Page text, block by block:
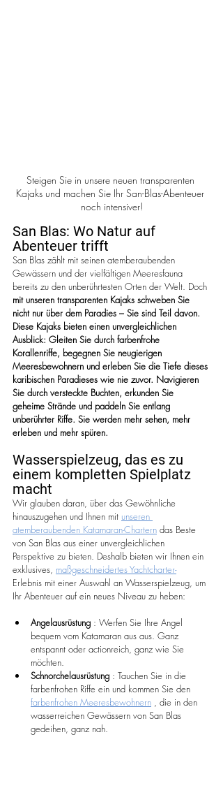
Steigen Sie in unsere neuen transparenten
Kajaks und machen Sie Ihr San-Blas-Abenteuer
noch intensiver!
San Blas: Wo Natur auf
Abenteuer trifft
San Blas zählt mit seinen atemberaubenden
Gewässern und der vielfältigen Meeresfauna
bereits zu den unberührtesten Orten der Welt. Doch
mit unseren transparenten Kajaks schweben Sie
nicht nur über dem Paradies – Sie sind Teil davon.
Diese Kajaks bieten einen unvergleichlichen
Ausblick: Gleiten Sie durch farbenfrohe
Korallenriffe, begegnen Sie neugierigen
Meeresbewohnern und erleben Sie die Tiefe dieses
karibischen Paradieses wie nie zuvor. Navigieren
Sie durch versteckte Buchten, erkunden Sie
geheime Strände und paddeln Sie entlang
unberührter Riffe. Sie werden mehr sehen, mehr
erleben und mehr spüren.
Wasserspielzeug, das es zu
einem kompletten Spielplatz
macht
Wir glauben daran, über das Gewöhnliche
hinauszugehen und Ihnen mit unseren
atemberaubenden Katamaran-Chartern das Beste
von San Blas aus einer unvergleichlichen
Perspektive zu bieten. Deshalb bieten wir Ihnen ein
exklusives, maßgeschneidertes Yachtcharter-
Erlebnis mit einer Auswahl an Wasserspielzeug, um
Ihr Abenteuer auf ein neues Niveau zu heben:
Angelausrüstung : Werfen Sie Ihre Angel
bequem vom Katamaran aus aus. Ganz
entspannt oder actionreich, ganz wie Sie
möchten.
Schnorchelausrüstung : Tauchen Sie in die
farbenfrohen Riffe ein und kommen Sie den
farbenfrohen Meeresbewohnern , die in den
wasserreichen Gewässern von San Blas
gedeihen, ganz nah.